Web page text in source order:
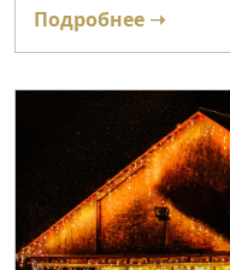
Подробнее ➝